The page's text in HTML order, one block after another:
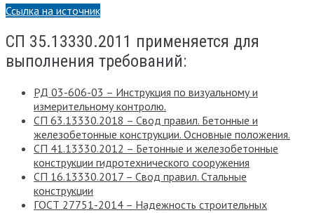
Ссылка на источник
СП 35.13330.2011 применяется для
выполнения требований:
РД 03-606-03 – Инструкция по визуальному и
измерительному контролю.
СП 63.13330.2018 – Свод правил. Бетонные и
железобетонные конструкции. Основные положения.
СП 41.13330.2012 – Бетонные и железобетонные
конструкции гидротехнического сооружения
СП 16.13330.2017 – Свод правил. Стальные
конструкции
ГОСТ 27751-2014 – Надежность строительных